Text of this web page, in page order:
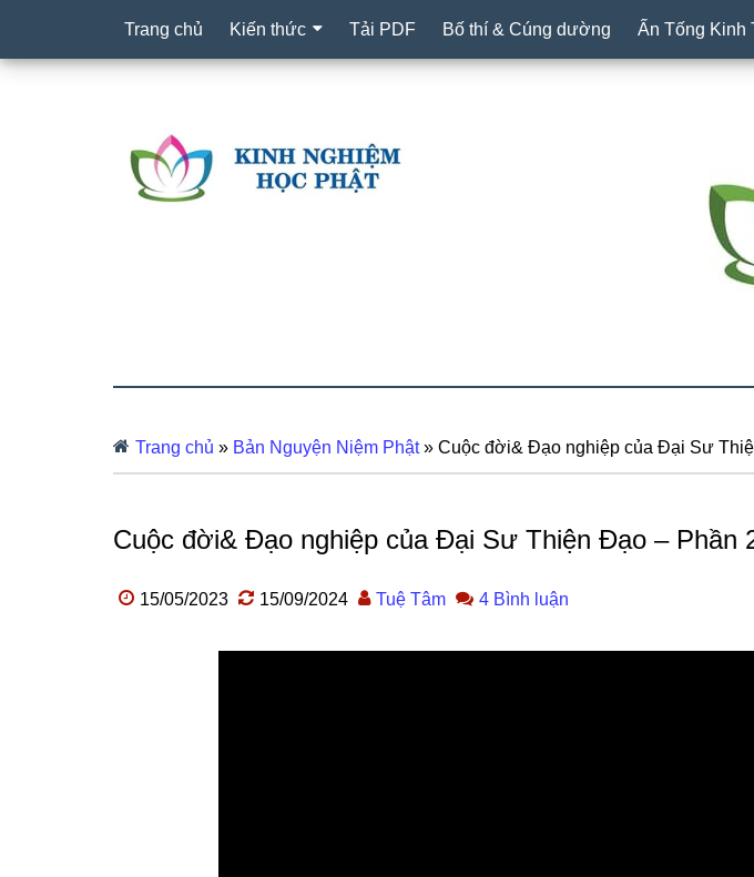
Trang chủ Kiến thức Tải PDF Bố thí & Cúng dường Ấn Tống Kinh
Trang chủ » Bản Nguyện Niệm Phật» Cuộc đời& Đạo nghiệp của Đại Sư
Cuộc đời& Đạo nghiệp của Đại Sư Thiện Đạo – Phần
15/05/2023 15/09/2024 Tuệ Tâm 4 Bình luận